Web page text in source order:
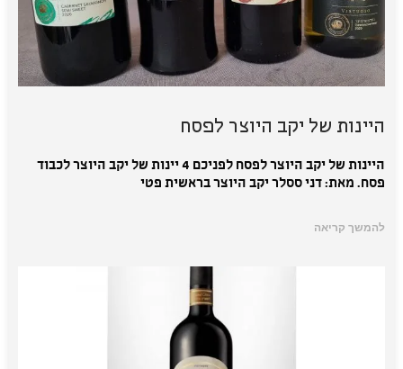
היינות של יקב היוצר לפסח
היינות של יקב היוצר לפסח לפניכם 4 יינות של יקב היוצר לכבוד
פסח. מאת: דני ססלר יקב היוצר בראשית פטי
להמשך קריאה